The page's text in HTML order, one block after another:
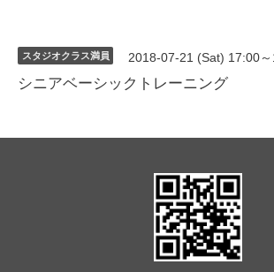
スタジオクラス満員 2018-07-21 (Sat) 17:00
シニアベーシックトレーニング